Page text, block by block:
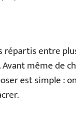
répartis entre
même de
est simple :